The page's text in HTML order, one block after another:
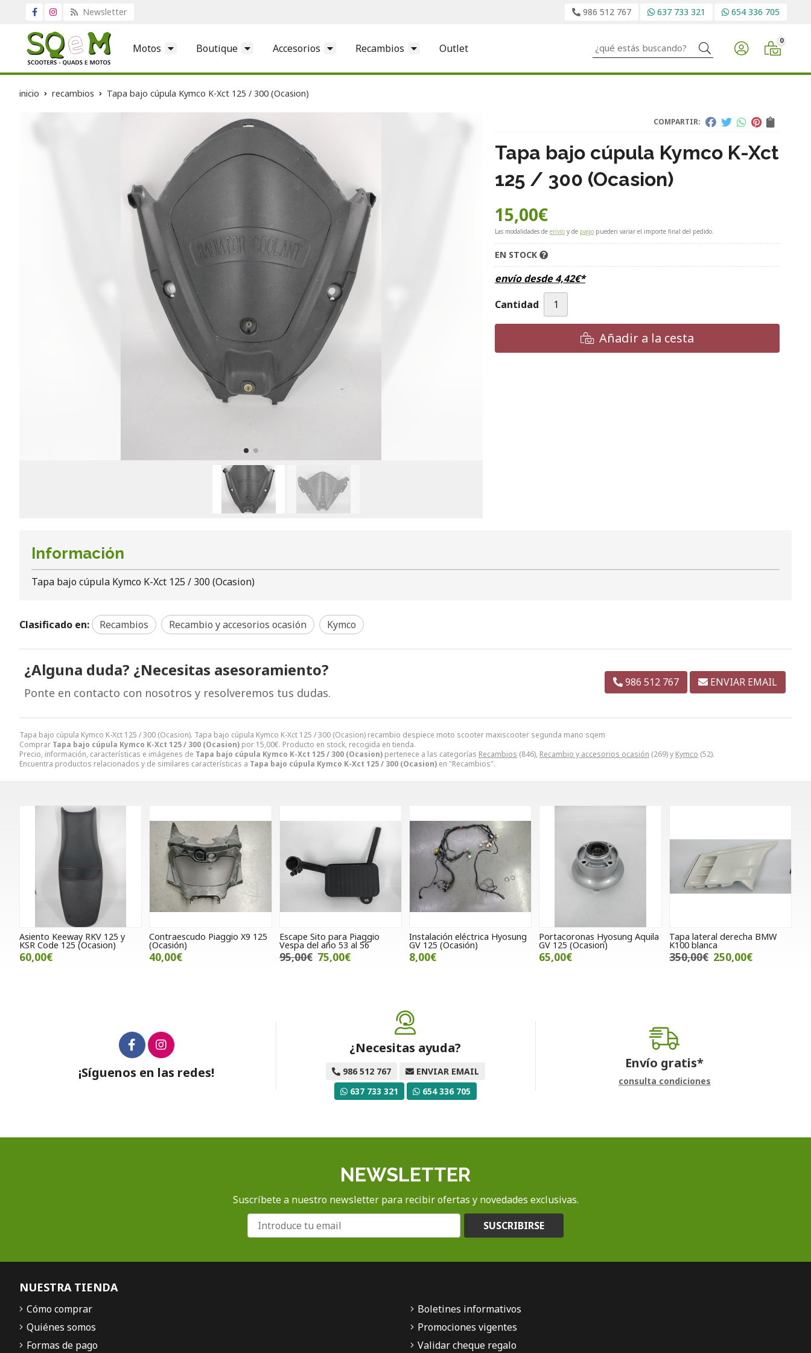
Newsletter 986 512 767 637 733 321 654 336 705
Motos Boutique Accesorios Recambios Outlet Buscar 0
inicio recambios Tapa bajo cúpula Kymco K-Xct 125 / 300 (Ocasion)
COMPARTIR:
Tapa bajo cúpula Kymco K-Xct
125 / 300 (Ocasion)
15,00€
Las modalidades de envío y de pago pueden variar el importe final del pedido.
EN STOCK
envío desde4,42€*
Cantidad
Añadir a la cesta
Tapa bajo cúpula Kymco K-Xct 125 / 300 (Ocasion). Tapa bajo cúpula Kymco K-Xct 125 / 300 (Ocasion) recambio despiece moto scooter maxiscooter segunda mano sqem
Comprar Tapa bajo cúpula Kymco K-Xct 125 / 300 (Ocasion) por 15,00€. Producto en stock, recogida en tienda.
Precio, información, características e imágenes de Tapa bajo cúpula Kymco K-Xct 125 / 300 (Ocasion) pertenece a las categorías Recambios (846), Recambio y accesorios ocasión (269) y Kymco (52).
Encuentra productos relacionados y de similares características a Tapa bajo cúpula Kymco K-Xct 125 / 300 (Ocasion) en "Recambios".
Información
Tapa bajo cúpula Kymco K-Xct 125 / 300 (Ocasion)
Clasificado en: Recambios Recambio y accesorios ocasión Kymco
¿Alguna duda? ¿Necesitas asesoramiento?
Ponte en contacto con nosotros y resolveremos tus dudas.
986 512 767 ENVIAR EMAIL
Asiento Keeway RKV 125 y
KSR Code 125 (Ocasion)
60,00€
Contraescudo Piaggio X9 125
(Ocasión)
40,00€
Escape Sito para Piaggio
Vespa del año 53 al 56
95,00€ 75,00€
Instalación eléctrica Hyosung
GV 125 (Ocasión)
8,00€
Portacoronas Hyosung Aquila
GV 125 (Ocasion)
65,00€
Tapa lateral derecha BMW
K100 blanca
350,00€ 250,00€
¡Síguenos en las redes!
¿Necesitas ayuda?
986 512 767
ENVIAR EMAIL
637 733 321
654 336 705
Envío gratis*
consulta condiciones
NEWSLETTER
Suscríbete a nuestro newsletter para recibir ofertas y novedades exclusivas.
SUSCRIBIRSE
NUESTRA TIENDA
Cómo comprar
Quiénes somos
Formas de pago
Boletines informativos
Promociones vigentes
Validar cheque regalo